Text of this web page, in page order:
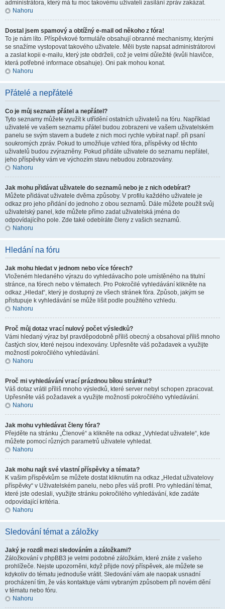
administrátora, který má tu moc takovému uživateli zasílání zpráv zakázat.
Nahoru
Dostal jsem spamový a obtížný e-mail od někoho z fóra!
To je nám líto. Příspěvkové formuláře obsahují obranné mechanismy, kterými
se snažíme vystopovat takového uživatele. Měli byste napsat administrátorovi
a zaslat kopii e-mailu, který jste obdrželi, což je velmi důležité (kvůli hlavičce,
která potřebné informace obsahuje). Oni pak mohou konat.
Nahoru
Přátelé a nepřátelé
Co je můj seznam přátel a nepřátel?
Tyto seznamy můžete využít k utřídění ostatních uživatelů na fóru. Například
uživatelé ve vašem seznamu přátel budou zobrazeni ve vašem uživatelském
panelu se svým stavem a budete z nich moci rychle vybírat např. při psaní
soukromých zpráv. Pokud to umožňuje vzhled fóra, příspěvky od těchto
uživatelů budou zvýrazněny. Pokud přidáte uživatele do seznamu nepřátel,
jeho příspěvky vám ve výchozím stavu nebudou zobrazovány.
Nahoru
Jak mohu přidávat uživatele do seznamů nebo je z nich odebírat?
Můžete přidávat uživatele dvěma způsoby. V profilu každého uživatele je
odkaz pro jeho přidání do jednoho z obou seznamů. Dále můžete použít svůj
uživatelský panel, kde můžete přímo zadat uživatelská jména do
odpovídajícího pole. Zde také odebíráte členy z vašich seznamů.
Nahoru
Hledání na fóru
Jak mohu hledat v jednom nebo více fórech?
Vloženém hledaného výrazu do vyhledávacího pole umístěného na titulní
stránce, na fórech nebo v tématech. Pro Pokročilé vyhledávání klikněte na
odkaz „Hledat“, který je dostupný ze všech stránek fóra. Způsob, jakým se
přistupuje k vyhledávání se může lišit podle použitého vzhledu.
Nahoru
Proč můj dotaz vrací nulový počet výsledků?
Vámi hledaný výraz byl pravděpodobně příliš obecný a obsahoval příliš mnoho
častých slov, které nejsou indexovány. Upřesněte váš požadavek a využijte
možností pokročilého vyhledávání.
Nahoru
Proč mi vyhledávání vrací prázdnou bílou stránku!?
Váš dotaz vrátil příliš mnoho výsledků, které server nebyl schopen zpracovat.
Upřesněte váš požadavek a využijte možností pokročilého vyhledávání.
Nahoru
Jak mohu vyhledávat členy fóra?
Přejděte na stránku „Členové“ a klikněte na odkaz „Vyhledat uživatele“, kde
můžete pomocí různých parametrů uživatele vyhledat.
Nahoru
Jak mohu najít své vlastní příspěvky a témata?
K vašim příspěvkům se můžete dostat kliknutím na odkaz „Hledat uživatelovy
příspěvky“ v Uživatelském panelu, nebo přes váš profil. Pro vyhledání témat,
které jste odeslali, využijte stránku pokročilého vyhledávání, kde zadáte
odpovídající kritéria.
Nahoru
Sledování témat a záložky
Jaký je rozdíl mezi sledováním a záložkami?
Záložkování v phpBB3 je velmi podobné záložkám, které znáte z vašeho
prohlížeče. Nejste upozorněni, když přijde nový příspěvek, ale můžete se
kdykoliv do tématu jednoduše vrátit. Sledování vám ale naopak usnadní
procházení tím, že vás kontaktuje vámi vybraným způsobem při novém dění
v tématu nebo fóru.
Nahoru